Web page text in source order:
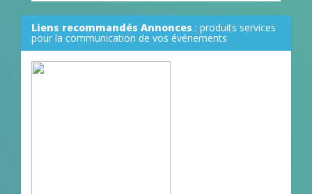
Liens recommandés Annonces : produits services
pour la communication de vos événements